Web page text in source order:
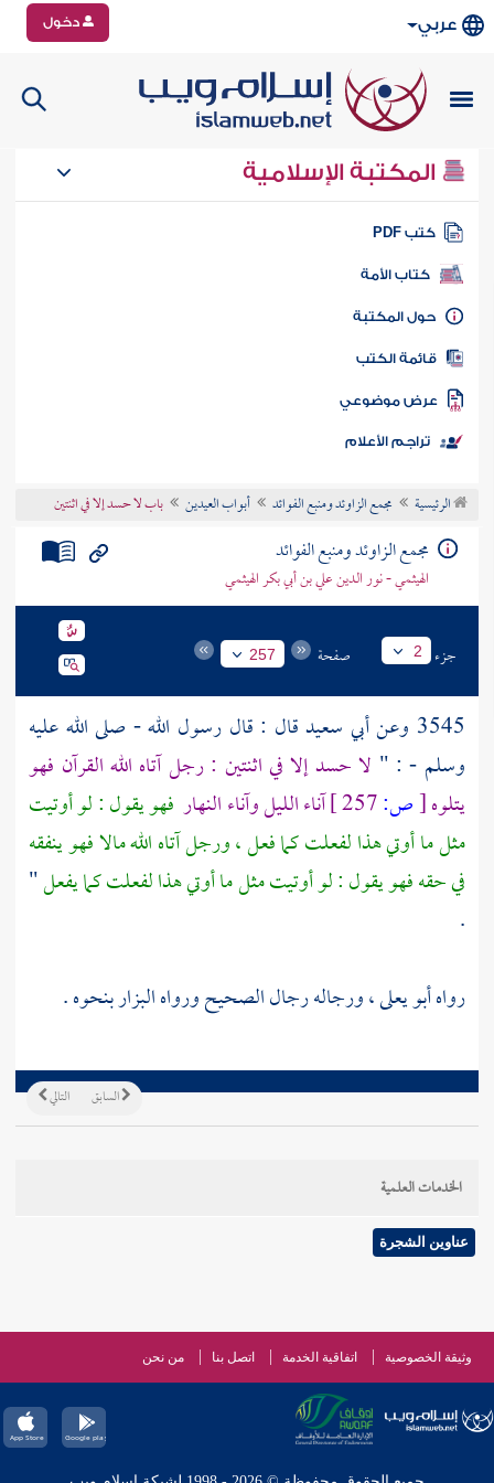
عربي دخول
المكتبة الإسلامية
كتب PDF
كتاب الأمة
المكتبة
الكتب
موضوعي
تراجم الأعلام
الرئيسية مجمع الزاوئد ومنبع الفوائد أبواب العيدين باب لا حسد إلا في اثنتين
مجمع الزاوئد ومنبع الفوائد
الهيثمي - نور الدين علي بن أبي بكر الهيثمي
جزء 2 صفحة 257
3545 وعن أبي سعيدقال : قال رسول الله - صلى الله عليه
وسلم - : " لا حسد إلا في اثنتين : رجل آتاه الله القرآن فهو
يتلوه[ص: آناء الليل وآناء النهار فهو يقول : لو أوتيت
مثل ما أوتي هذا لفعلت كما فعل ، ورجل آتاه الله مالا فهو ينفقه
في حقه فهو يقول : لو أوتيت مثل ما أوتي هذا لفعلت كما يفعل"
.
رواهأبو يعلى، ورجاله رجال الصحيح ورواهالبزاربنحوه .
التالي السابق
الخدمات العلمية
عناوين الشجرة
وثيقة الخصوصية اتفاقية الخدمة اتصل بنا من نحن